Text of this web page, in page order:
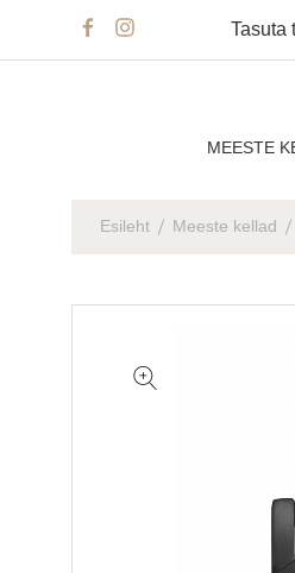
Tasuta
MEESTE
Esileht Meeste kellad